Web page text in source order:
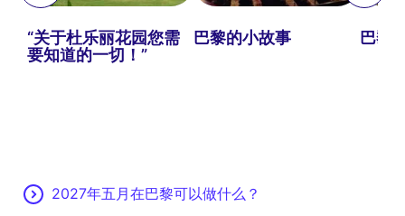
“关于杜乐丽花园您需
要知道的一切！”
巴黎的小故事 巴黎
2027年五月在巴黎可以做什么？